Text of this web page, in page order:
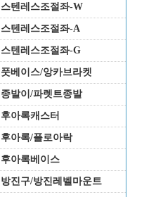
스텐레스조절좌-W
스텐레스조절좌-A
스텐레스조절좌-G
풋베이스/앙카브라켓
종발이/파렛트종발
후아록캐스터
후아록/플로아락
후아록베이스
방진구/방진레벨마운트